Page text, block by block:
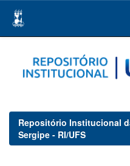
navigation
Repositório Institucional
Sergipe - RI/UFS